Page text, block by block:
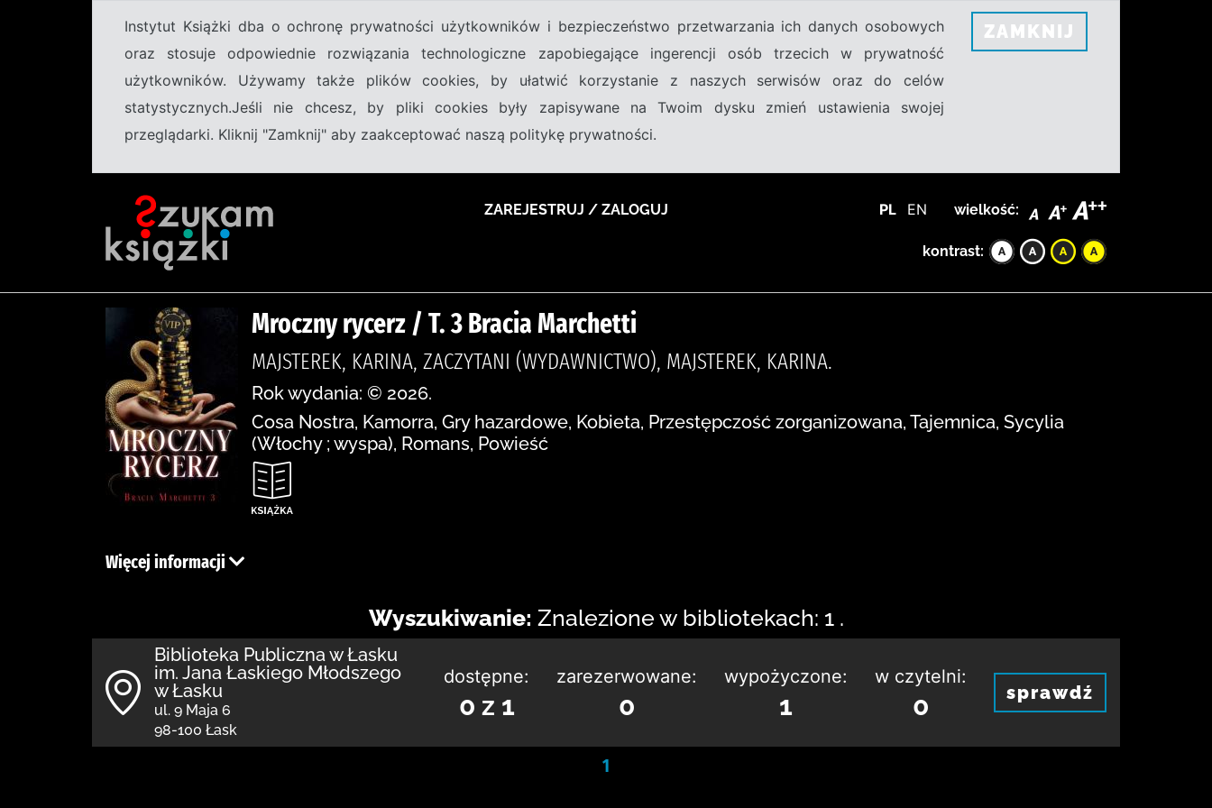
Instytut Książki dba o ochronę prywatności użytkowników i bezpieczeństwo przetwarzania ich danych osobowych
oraz stosuje odpowiednie rozwiązania technologiczne zapobiegające ingerencji osób trzecich w prywatność
użytkowników. Używamy także plików cookies, by ułatwić korzystanie z naszych serwisów oraz do celów
statystycznych.Jeśli nie chcesz, by pliki cookies były zapisywane na Twoim dysku zmień ustawienia swojej
przeglądarki. Kliknij "Zamknij" aby zaakceptować naszą politykę prywatności.
ZAMKNIJ
ZAREJESTRUJ / ZALOGUJ PL EN wielkość:
kontrast:
Mroczny rycerz / T. 3 Bracia Marchetti
MAJSTEREK, KARINA, ZACZYTANI (WYDAWNICTWO), MAJSTEREK, KARINA.
Rok wydania: © 2026.
Cosa Nostra, Kamorra, Gry hazardowe, Kobieta, Przestępczość zorganizowana, Tajemnica, Sycylia
(Włochy ; wyspa), Romans, Powieść
Więcej informacji
Wyszukiwanie: Znalezione w bibliotekach: 1 .
Biblioteka Publiczna w Łasku
im. Jana Łaskiego Młodszego
w Łasku
ul. 9 Maja 6
98-100 Łask
dostępne:
0 z 1
zarezerwowane:
0
wypożyczone:
1
w czytelni:
0 sprawdź
1